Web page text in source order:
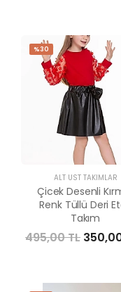
%30
ALT ÜST TAKIMLAR
Çicek Desenli
Renk Tüllü Deri
Takım
495,00 TL